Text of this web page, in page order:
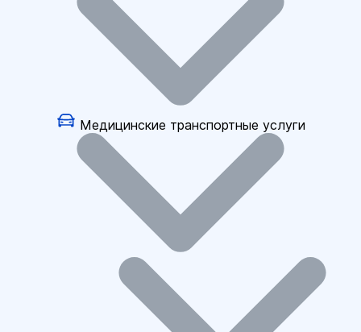
Медицинские транспортные услуги